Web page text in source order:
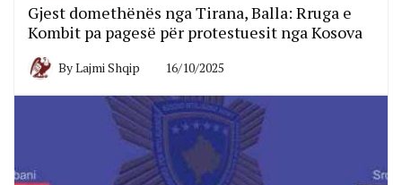
Gjest domethënës nga Tirana, Balla: Rruga e
Kombit pa pagesë për protestuesit nga Kosova
ByLajmi Shqip 16/10/2025